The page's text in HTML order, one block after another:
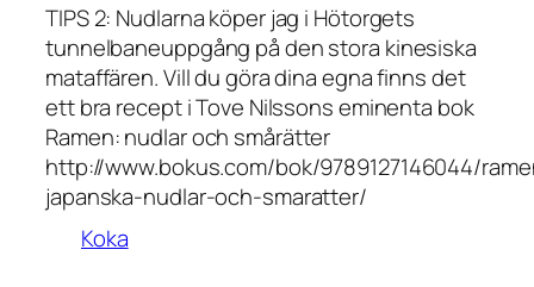
TIPS 2: Nudlarna köper jag i Hötorgets
tunnelbaneuppgång på den stora kinesiska
mataffären. Vill du göra dina egna finns det
ett bra recept i Tove Nilssons eminenta bok
Ramen: nudlar och smårätter
http://www.bokus.com/bok/9789127146044/
japanska-nudlar-och-smaratter/
Koka